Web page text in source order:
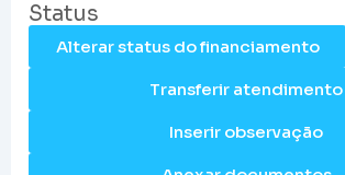
Status
Alterar status do financiamento
Transferir atendimento
Inserir observação